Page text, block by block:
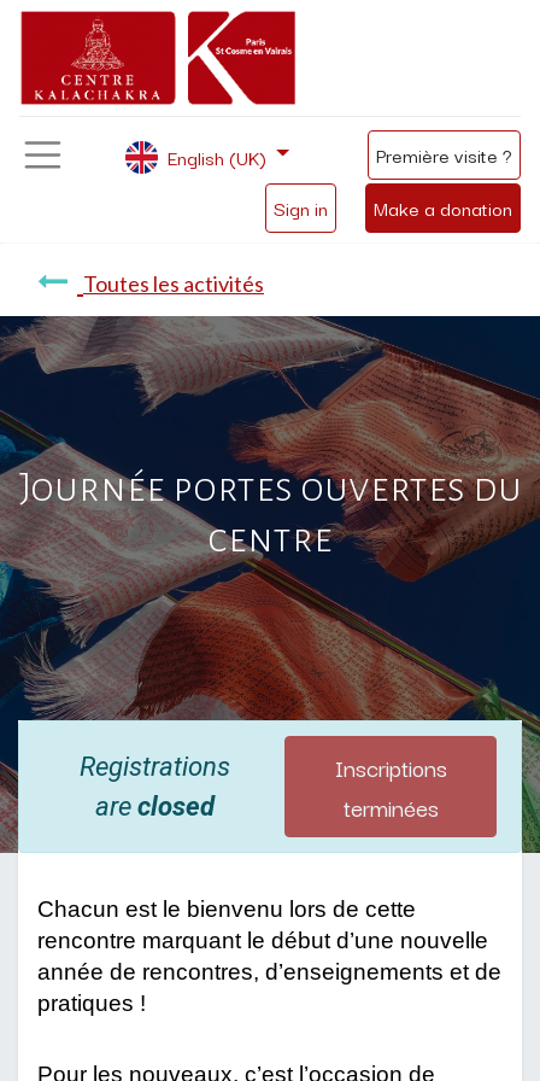
Sign in Make a donation
English (UK) Première visite ?
Toutes les activités
Journée portes ouvertes du
centre
Registrations
areclosed
Inscriptions
terminées
Chacun est le bienvenu lors de cette
rencontre marquant le début d’une nouvelle
année de rencontres, d’enseignements et de
pratiques !
Pour les nouveaux, c’est l’occasion de